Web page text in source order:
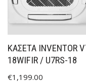
ΚΑΣΕΤΑ INVENTOR
18WIFIR / U7RS-18
€1,199.00